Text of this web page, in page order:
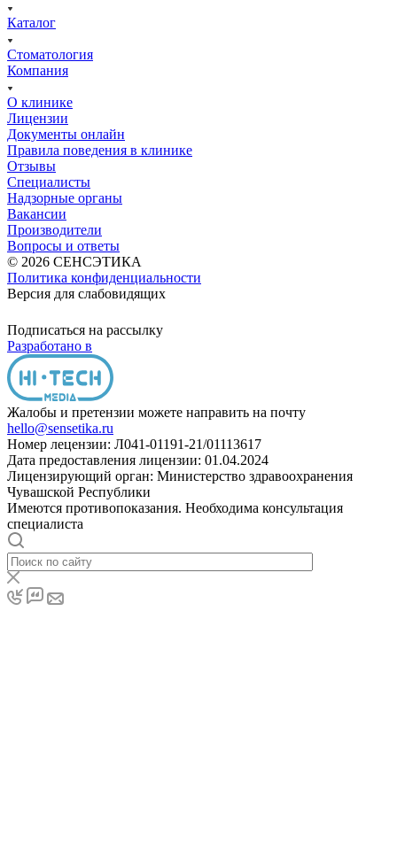
Каталог
Стоматология
Компания
О клинике
Лицензии
Документы онлайн
Правила поведения в клинике
Отзывы
Специалисты
Надзорные органы
Вакансии
Производители
Вопросы и ответы
© 2026 СЕНСЭТИКА
Политика конфиденциальности
Версия для слабовидящих
Подписаться на рассылку
Разработано в
Жалобы и претензии можете направить на почту
hello@sensetika.ru
Номер лецензии: Л041-01191-21/01113617
Дата предоставления лицензии: 01.04.2024
Лицензирующий орган: Министерство здравоохранения
Чувашской Республики
Имеются противопоказания. Необходима консультация
специалиста